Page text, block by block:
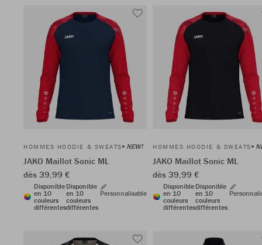
HOMMES HOODIE & SWEATS NEW!
JAKO Maillot Sonic ML
dès 39,99 €
Disponible
en 10
couleurs
différentes
Disponible
en 10
couleurs
différentes
Personnalisable
HOMMES HOODIE & SWEATS
JAKO Maillot Sonic ML
dès 39,99 €
Disponible
en 10
couleurs
différentes
Disponible
en 10
couleurs
différentes